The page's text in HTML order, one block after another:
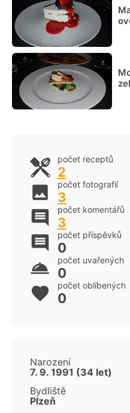
počet receptů
2
počet fotografií
3
počet komentářů
3
počet příspěvků
0
počet uvařených
0
počet oblíbených
0
Narození
7. 9. 1991 (34 let)
Bydliště
Plzeň